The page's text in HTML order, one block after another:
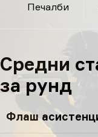
Печалби
Средни
за рунд
Флаш